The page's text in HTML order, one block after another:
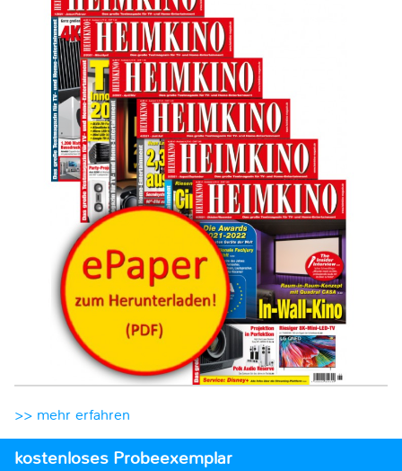
>> mehr erfahren
kostenloses Probeexemplar